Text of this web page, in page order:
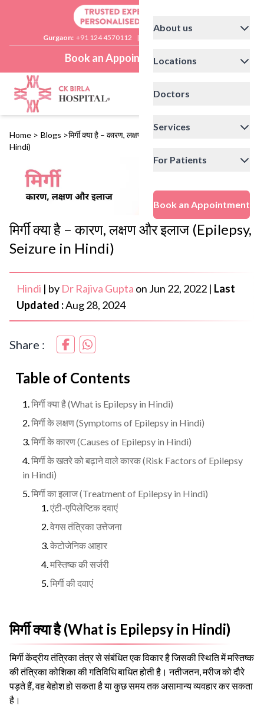
Gurgaon: +91 124 4570112 |
Book an Appointment
About us
Locations
Doctors
Services
For Patients
Book an Appointment
Home > Blogs >मिर्गी क्या है – कारण, लक्षण और इलाज (Epilepsy, Seizure in
Hindi)
मिर्गी क्या है – कारण, लक्षण और इलाज (Epilepsy,
Seizure in Hindi)
Hindi | by Dr Rajiva Gupta on Jun 22, 2022 | Last
Updated :Aug 28, 2024
Share :
Table of Contents
मिर्गी क्या है (What is Epilepsy in Hindi)
मिर्गी के लक्षण (Symptoms of Epilepsy in Hindi)
मिर्गी के कारण (Causes of Epilepsy in Hindi)
मिर्गी के खतरे को बढ़ाने वाले कारक (Risk Factors of Epilepsy
in Hindi)
मिर्गी का इलाज (Treatment of Epilepsy in Hindi)
एंटी-एपिलेप्टिक दवाएं
वेगस तंत्रिका उत्तेजना
केटोजेनिक आहार
मस्तिष्क की सर्जरी
मिर्गी की दवाएं
मिर्गी क्या है (What is Epilepsy in Hindi)
मिर्गी केंद्रीय तंत्रिका तंत्र से संबंधित एक विकार है जिसकी स्थिति में मस्तिष्क
की तंत्रिका कोशिका की गतिविधि बाधित होती है। नतीजतन, मरीज को दौरे
पड़ते हैं, वह बेहोश हो सकता है या कुछ समय तक असामान्य व्यवहार कर सकता
है।